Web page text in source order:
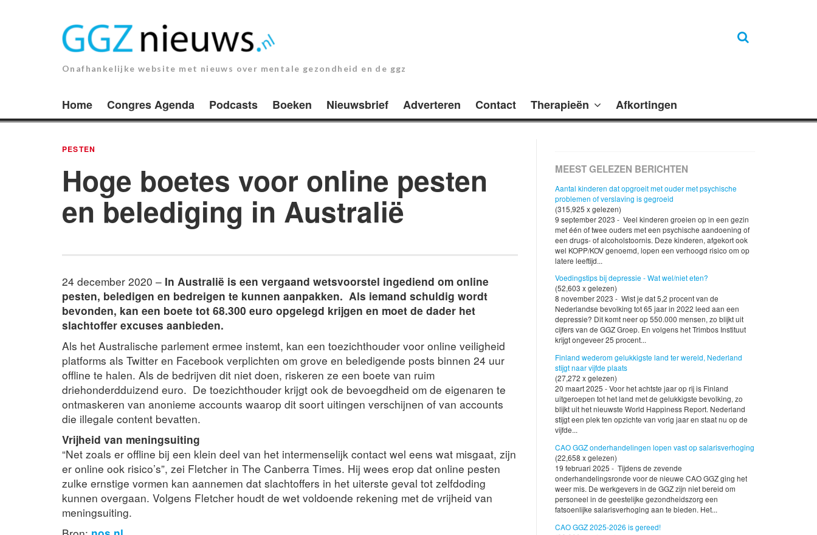
Onafhankelijke website met nieuws over mentale gezondheid en de ggz
Home Congres Agenda Podcasts Boeken Nieuwsbrief Adverteren Contact Therapieën Afkortingen
PESTEN
Hoge boetes voor online pesten
en belediging in Australië
24 december 2020 – In Australië is een vergaand wetsvoorstel ingediend om online
pesten, beledigen en bedreigen te kunnen aanpakken. Als iemand schuldig wordt
bevonden, kan een boete tot 68.300 euro opgelegd krijgen en moet de dader het
slachtoffer excuses aanbieden.
Als het Australische parlement ermee instemt, kan een toezichthouder voor online veiligheid
platforms als Twitter en Facebook verplichten om grove en beledigende posts binnen 24 uur
offline te halen. Als de bedrijven dit niet doen, riskeren ze een boete van ruim
driehonderdduizend euro. De toezichthouder krijgt ook de bevoegdheid om de eigenaren te
ontmaskeren van anonieme accounts waarop dit soort uitingen verschijnen of van accounts
die illegale content bevatten.
Vrijheid van meningsuiting
“Net zoals er offline bij een klein deel van het intermenselijk contact wel eens wat misgaat, zijn
er online ook risico’s”, zei Fletcher in The Canberra Times. Hij wees erop dat online pesten
zulke ernstige vormen kan aannemen dat slachtoffers in het uiterste geval tot zelfdoding
kunnen overgaan. Volgens Fletcher houdt de wet voldoende rekening met de vrijheid van
meningsuiting.
MEEST GELEZEN BERICHTEN
Aantal kinderen dat opgroeit met ouder met psychische
problemen of verslaving is gegroeid
(315,925 x gelezen)
9 september 2023 - Veel kinderen groeien op in een gezin
met één of twee ouders met een psychische aandoening of
een drugs- of alcoholstoornis. Deze kinderen, afgekort ook
wel KOPP/KOV genoemd, lopen een verhoogd risico om op
latere leeftijd...
Voedingstips bij depressie - Wat wel/niet eten?
(52,603 x gelezen)
8 november 2023 - Wist je dat 5,2 procent van de
Nederlandse bevolking tot 65 jaar in 2022 leed aan een
depressie? Dit komt neer op 550.000 mensen, zo blijkt uit
cijfers van de GGZ Groep. En volgens het Trimbos Instituut
krijgt ongeveer 25 procent...
Finland wederom gelukkigste land ter wereld, Nederland
stijgt naar vijfde plaats
(27,272 x gelezen)
20 maart 2025 - Voor het achtste jaar op rij is Finland
uitgeroepen tot het land met de gelukkigste bevolking, zo
blijkt uit het nieuwste World Happiness Report. Nederland
stijgt een plek ten opzichte van vorig jaar en staat nu op de
vijfde...
CAO GGZ onderhandelingen lopen vast op salarisverhoging
(22,658 x gelezen)
19 februari 2025 - Tijdens de zevende
onderhandelingsronde voor de nieuwe CAO GGZ ging het
weer mis. De werkgevers in de GGZ zijn niet bereid om
personeel in de geestelijke gezondheidszorg een
fatsoenlijke salarisverhoging aan te bieden. Het...
CAO GGZ 2025-2026 is gereed!